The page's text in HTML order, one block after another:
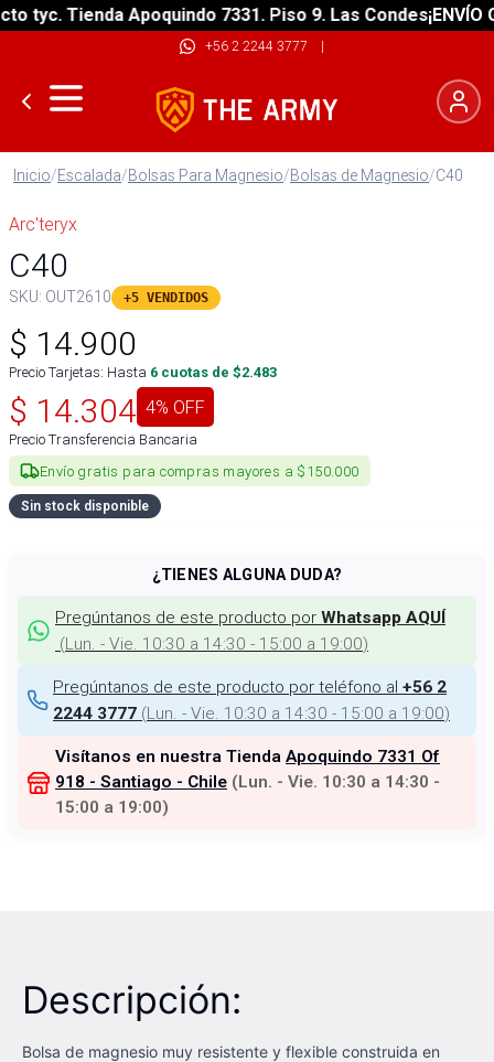
tyc. Tienda Apoquindo 7331. Piso 9. Las Condes¡ENVÍO
+56 2 2244 3777 |
Inicio/Escalada/Bolsas Para Magnesio/Bolsas de Magnesio/C40
Arc'teryx
C40
SKU: OUT2610 +5 VENDIDOS
$ 14.900
Precio Tarjetas: Hasta 6 cuotas de $2.483
$ 14.304 4% OFF
Precio Transferencia Bancaria
Envío gratis para compras mayores a $150.000
Sin stock disponible
¿TIENES ALGUNA DUDA?
Pregúntanos de este producto por Whatsapp AQUÍ
(Lun. - Vie. 10:30 a 14:30 - 15:00 a 19:00)
Pregúntanos de este producto por teléfono al +56 2
2244 3777 (Lun. - Vie. 10:30 a 14:30 - 15:00 a 19:00)
Visítanos en nuestra Tienda Apoquindo 7331 Of
918 - Santiago - Chile (Lun. - Vie. 10:30 a 14:30 -
15:00 a 19:00)
Descripción:
Bolsa de magnesio muy resistente y flexible construida en